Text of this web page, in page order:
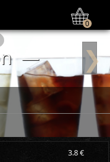
0
— ❯
3.8 €